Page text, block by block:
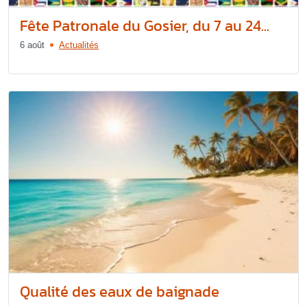
Fête Patronale du Gosier, du 7 au 24...
6 août Actualités
Qualité des eaux de baignade